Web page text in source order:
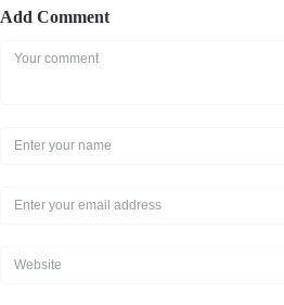
Add Comment